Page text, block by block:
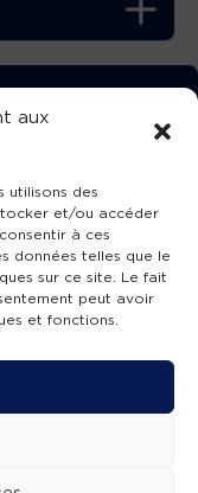
aux
utilisons des
et/ou accéder
à ces
données telles que le
sur ce site. Le fait
peut avoir
et fonctions.
!